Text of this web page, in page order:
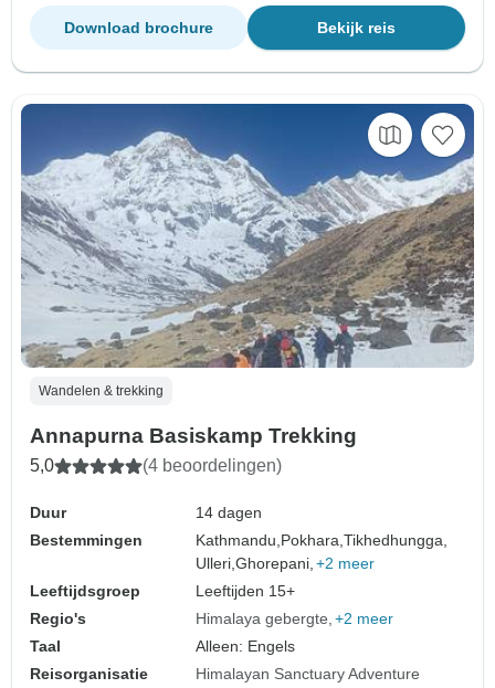
Bekijk reis
Download brochure
Wandelen & trekking
Annapurna Basiskamp Trekking
5,0 (4 beoordelingen)
Duur
14 dagen
Bestemmingen
Kathmandu,Pokhara,Tikhedhungga,
Ulleri,Ghorepani, +2 meer
Leeftijdsgroep
Leeftijden 15+
Regio's
Himalaya gebergte +2 meer
Taal
Alleen: Engels
Reisorganisatie
Himalayan Sanctuary Adventure